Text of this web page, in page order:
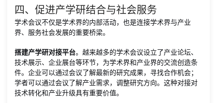
四、促进产学研结合与社会服务
学术会议不仅是学术界的内部活动，也是连接学术界与产业
界、服务社会发展的重要桥梁。
搭建产学研对接平台。越来越多的学术会议设立了产业论坛、
技术展示、企业展台等环节，为学术界和产业界的交流创造条
件。企业可以通过会议了解最新的研究成果，寻找合作机会；
学者可以通过会议了解产业需求，调整研究方向。这种对接对
技术转化和产业升级具有重要价值。